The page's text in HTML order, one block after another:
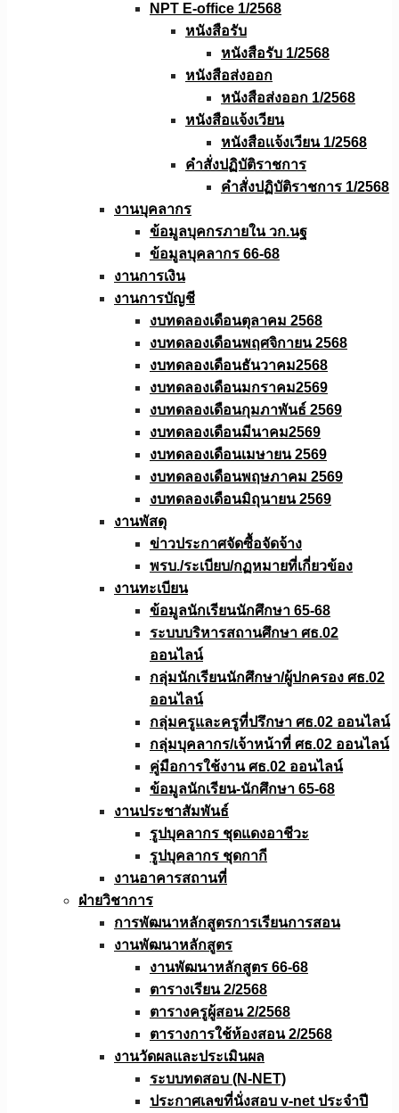
NPT E-office 1/2568
หนังสือรับ
หนังสือรับ 1/2568
หนังสือส่งออก
หนังสือส่งออก 1/2568
หนังสือแจ้งเวียน
หนังสือเเจ้งเวียน 1/2568
คำสั่งปฏิบัติราชการ
คำสั่งปฏิบัติราชการ 1/2568
งานบุคลากร
ข้อมูลบุคกรภายใน วก.นฐ
ข้อมูลบุคลากร 66-68
งานการเงิน
งานการบัญชี
งบทดลองเดือนตุลาคม 2568
งบทดลองเดือนพฤศจิกายน 2568
งบทดลองเดือนธันวาคม2568
งบทดลองเดือนมกราคม2569
งบทดลองเดือนกุมภาพันธ์ 2569
งบทดลองเดือนมีนาคม2569
งบทดลองเดือนเมษายน 2569
งบทดลองเดือนพฤษภาคม 2569
งบทดลองเดือนมิถุนายน 2569
งานพัสดุ
ข่าวประกาศจัดซื้อจัดจ้าง
พรบ./ระเบียบ/กฏหมายที่เกี่ยวข้อง
งานทะเบียน
ข้อมูลนักเรียนนักศึกษา 65-68
ระบบบริหารสถานศึกษา ศธ.02
ออนไลน์
กลุ่มนักเรียนนักศึกษา/ผู้ปกครอง ศธ.02
ออนไลน์
กลุ่มครูและครูที่ปรึกษา ศธ.02 ออนไลน์
กลุ่มบุคลากร/เจ้าหน้าที่ ศธ.02 ออนไลน์
คู่มือการใช้งาน ศธ.02 ออนไลน์
ข้อมูลนักเรียน-นักศึกษา 65-68
งานประชาสัมพันธ์
รูปบุคลากร ชุดแดงอาชีวะ
รูปบุคลากร ชุดกากี
งานอาคารสถานที่
ฝ่ายวิชาการ
การพัฒนาหลักสูตรการเรียนการสอน
งานพัฒนาหลักสูตร
งานพัฒนาหลักสูตร 66-68
ตารางเรียน 2/2568
ตารางครูผู้สอน 2/2568
ตารางการใช้ห้องสอน 2/2568
งานวัดผลเเละประเมินผล
ระบบทดสอบ (N-NET)
ประกาศเลขที่นั่งสอบ v-net ประจำปี